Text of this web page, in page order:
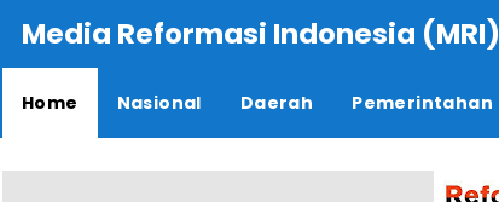
Media Reformasi Indonesia (MRI)
Home Nasional Daerah Pemerintahan